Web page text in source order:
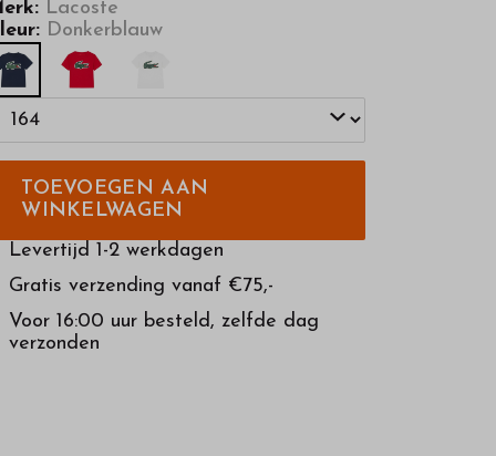
Lacoste
Donkerblauw
TOEVOEGEN AAN
WINKELWAGEN
Levertijd 1-2 werkdagen
Gratis verzending vanaf €75,-
Voor 16:00 uur besteld, zelfde dag
verzonden